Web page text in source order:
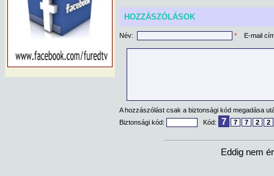
HOZZÁSZÓLÁSOK
Név: * E-mail
A hozzászólást csak a biztonsági kód megadása
Biztonsági kód:
Kód: 7 7 7 2 2
Eddig nem